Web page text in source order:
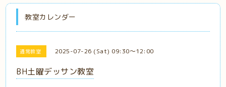
教室カレンダー
通常教室 2025-07-26 (Sat) 09:30～12:00
BH土曜デッサン教室